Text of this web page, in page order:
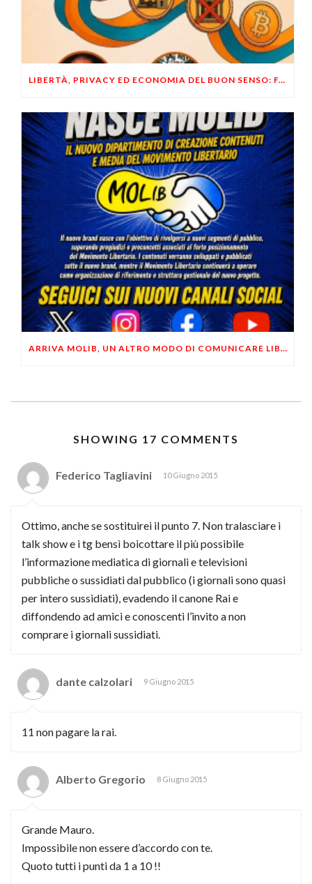
LIBERTÀ, PRIVACY ED ECONOMIA DEL BUON SENSO: FACCO E MUSUMECI A CASALECCHIO DI RENO (BO)
ARRIVA MOLIB, UN ALTRO MODO DI COMUNICARE LIBERTARIO
SHOWING 17 COMMENTS
Federico Tagliavini 10 Giugno 2015
Ottimo, anche se sostituirei il punto 7. Non tralasciare i
talk show e i tg bensì boicottare il più possibile
l’informazione mediatica di giornali e televisioni
pubbliche o sussidiati dal pubblico (i giornali sono quasi
per intero sussidiati), evadendo il canone Rai e
diffondendo ad amici e conoscenti l’invito a non
comprare i giornali sussidiati.
dante calzolari 9 Giugno 2015
11 non pagare la rai.
Alberto Gregorio 8 Giugno 2015
Grande Mauro.
Impossibile non essere d’accordo con te.
Quoto tutti i punti da 1 a 10 !!